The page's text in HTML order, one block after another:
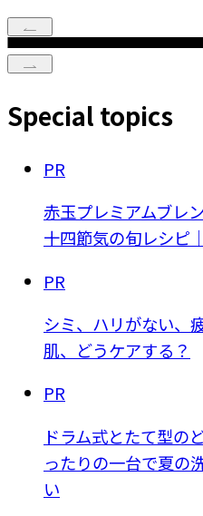
Special topics
PR
赤玉プレミアムブレ
十四節気の旬レシピ
PR
シミ、ハリがない
肌、どうケアする？
PR
ドラム式とたて型の
ったりの一台で夏の
い